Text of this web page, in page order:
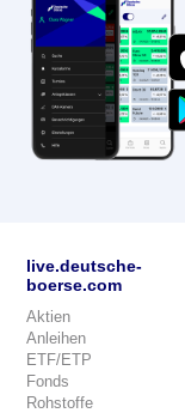
live.deutsche-
boerse.com
Aktien
Anleihen
ETF/ETP
Fonds
Rohstoffe